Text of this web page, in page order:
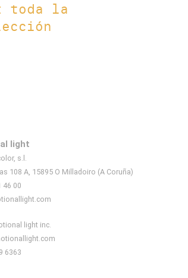
toda la
light
s.l.
108 A, 15895 O Milladoiro (A Coruña)
46 00
light inc.
6363